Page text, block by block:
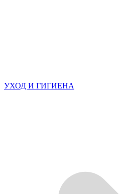
УХОД И ГИГИЕНА